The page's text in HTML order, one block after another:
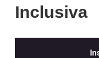
Inclusiva